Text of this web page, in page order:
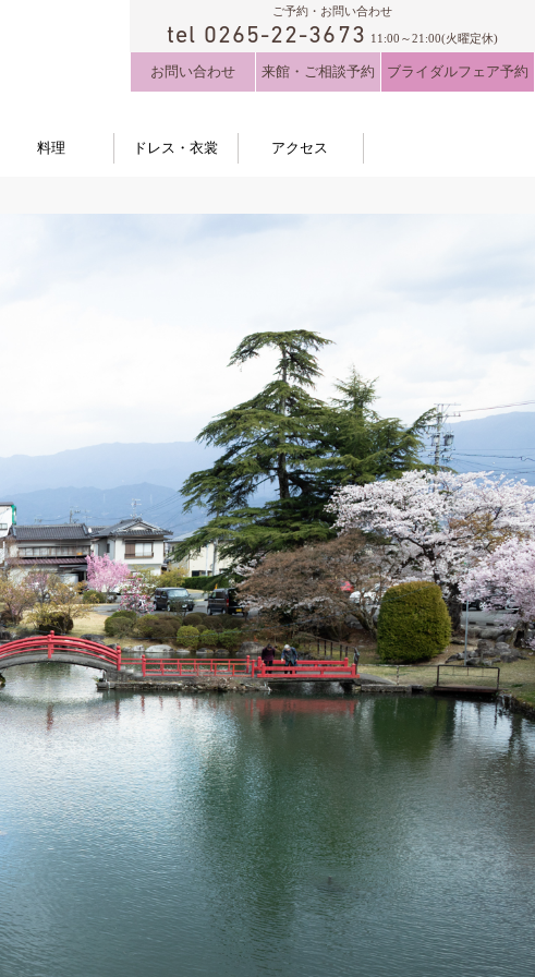
ご予約・お問い合わせ
tel 0265-22-3673 11:00～21:00(火曜定休)
お問い合わせ 来館・ご相談予約 ブライダルフェア予約
料理 ドレス・衣裳 アクセス